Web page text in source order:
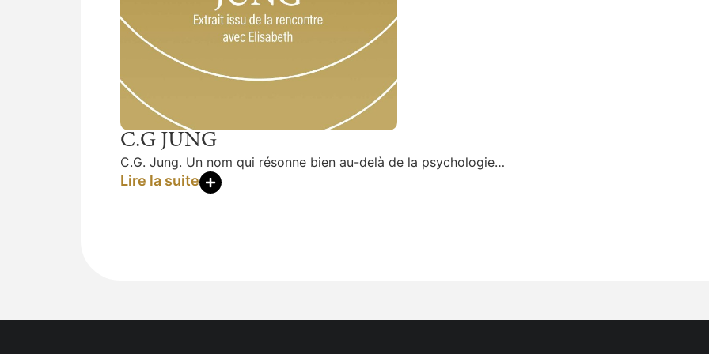
C.G JUNG
C.G. Jung. Un nom qui résonne bien au-delà de la psychologie…
Lire la suite